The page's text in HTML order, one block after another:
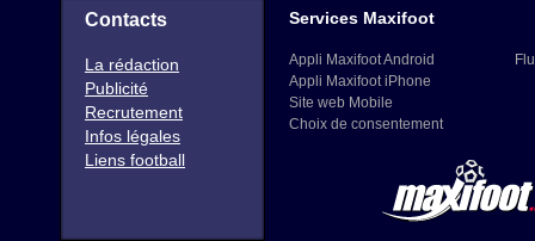
Contacts
La rédaction
Publicité
Recrutement
Infos légales
Liens football
Services Maxifoot
Appli Maxifoot Android
Appli Maxifoot iPhone
Site web Mobile
Choix de consentement